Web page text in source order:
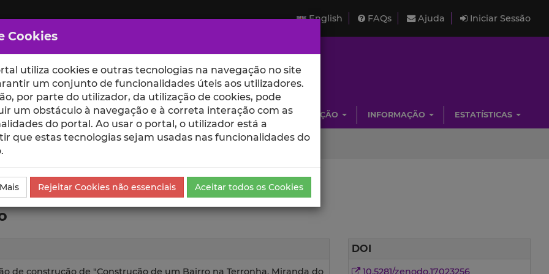
English FAQs Ajuda Iniciar Sessão
ESCOLAS UNIDADES INVESTIGAÇÃO INFORMAÇÃO ESTATÍSTICAS
de Investigação
de construção de "Construção de um Bairro na Terronha, Miranda do
DOI
10.5281/zenodo.17023256
Cookies
utiliza cookies e outras tecnologias na navegação no site
um conjunto de funcionalidades úteis aos utilizadores.
por parte do utilizador, da utilização de cookies, pode
um obstáculo à navegação e à correta interação com as
do portal. Ao usar o portal, o utilizador está a
que estas tecnologias sejam usadas nas funcionalidades do
Rejeitar Cookies não essenciais Aceitar todos os Cookies